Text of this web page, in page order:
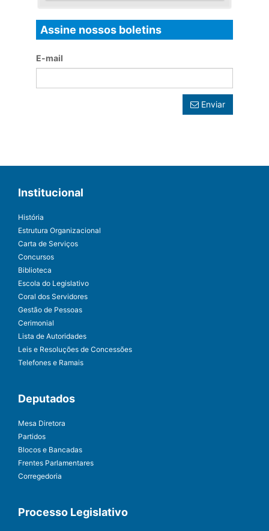
Assine nossos boletins
E-mail
Enviar
Institucional
História
Estrutura Organizacional
Carta de Serviços
Concursos
Biblioteca
Escola do Legislativo
Coral dos Servidores
Gestão de Pessoas
Cerimonial
Lista de Autoridades
Leis e Resoluções de Concessões
Telefones e Ramais
Deputados
Mesa Diretora
Partidos
Blocos e Bancadas
Frentes Parlamentares
Corregedoria
Processo Legislativo